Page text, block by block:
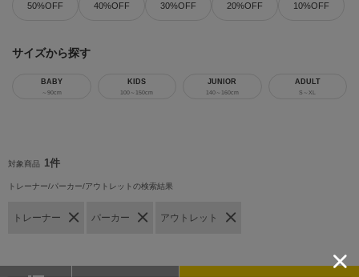
50%OFF 40%OFF 30%OFF 20%OFF 10%OFF
サイズから探す
BABY
～90cm
KIDS
100～150cm
JUNIOR
140～160cm
ADULT
S～XL
対象商品 1件
トレーナー/パーカー/アウトレットの検索結果
トレーナー パーカー アウトレット